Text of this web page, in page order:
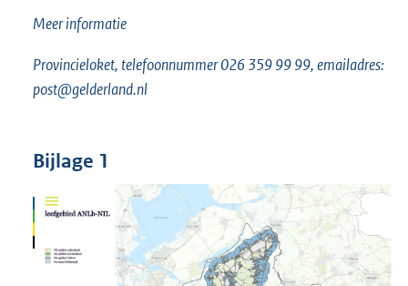
Meer informatie
Provincieloket, telefoonnummer 026 359 99 99, emailadres:
post@gelderland.nl
Bijlage 1